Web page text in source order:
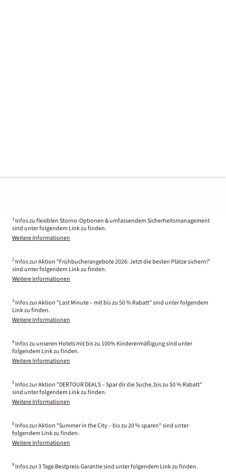
1 Infos zu flexiblen Storno-Optionen & umfassendem Sicherheitsmanagement
sind unter folgendem Link zu finden.
Weitere Informationen
2 Infos zur Aktion "Frühbucherangebote 2026: Jetzt die besten Plätze sichern!"
sind unter folgendem Link zu finden.
Weitere Informationen
3 Infos zur Aktion "Last Minute – mit bis zu 50 % Rabatt" sind unter folgendem
Link zu finden.
Weitere Informationen
4 Infos zu unseren Hotels mit bis zu 100% Kinderermäßigung sind unter
folgendem Link zu finden.
Weitere Informationen
5 Infos zur Aktion "DERTOUR DEALS – Spar dir die Suche, bis zu 50 % Rabatt"
sind unter folgendem Link zu finden.
Weitere Informationen
6 Infos zur Aktion "Summer in the City – bis zu 20 % sparen" sind unter
folgendem Link zu finden.
Weitere Informationen
9 Infos zur 3 Tage Bestpreis-Garantie sind unter folgendem Link zu finden.